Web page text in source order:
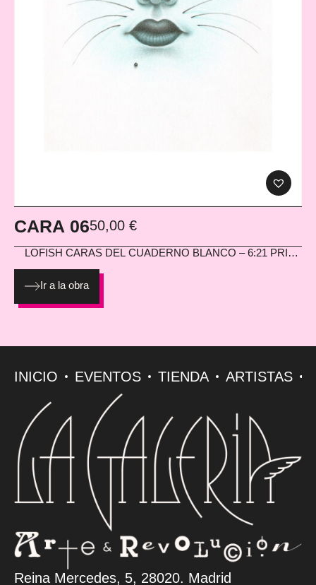
CARA 0650,00 €
LOFISH CARAS DEL CUADERNO BLANCO – 6:21 PRINT
Ir a la obra
INICIO EVENTOS TIENDA ARTISTAS
Reina Mercedes, 5, 28020. Madrid